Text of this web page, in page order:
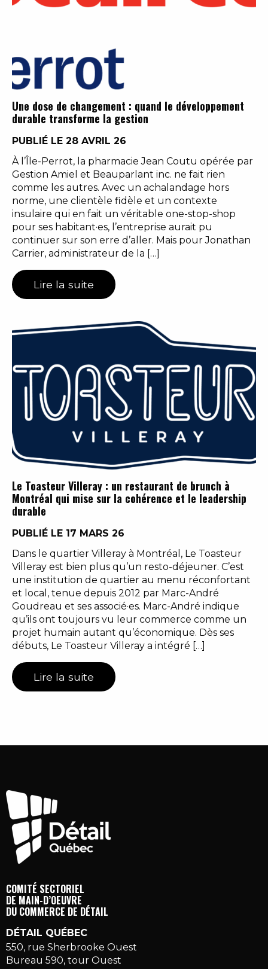
Une dose de changement : quand le développement
durable transforme la gestion
PUBLIÉ LE 28 AVRIL 26
À l’Île-Perrot, la pharmacie Jean Coutu opérée par
Gestion Amiel et Beauparlant inc. ne fait rien
comme les autres. Avec un achalandage hors
norme, une clientèle fidèle et un contexte
insulaire qui en fait un véritable one-stop-shop
pour ses habitant·es, l’entreprise aurait pu
continuer sur son erre d’aller. Mais pour Jonathan
Carrier, administrateur de la […]
Lire la suite
Le Toasteur Villeray : un restaurant de brunch à
Montréal qui mise sur la cohérence et le leadership
durable
PUBLIÉ LE 17 MARS 26
Dans le quartier Villeray à Montréal, Le Toasteur
Villeray est bien plus qu’un resto-déjeuner. C’est
une institution de quartier au menu réconfortant
et local, tenue depuis 2012 par Marc-André
Goudreau et ses associé·es. Marc-André indique
qu’ils ont toujours vu leur commerce comme un
projet humain autant qu’économique. Dès ses
débuts, Le Toasteur Villeray a intégré […]
Lire la suite
COMITÉ SECTORIEL
DE MAIN-D’OEUVRE
DU COMMERCE DE DÉTAIL
DÉTAIL QUÉBEC
550, rue Sherbrooke Ouest
Bureau 590, tour Ouest